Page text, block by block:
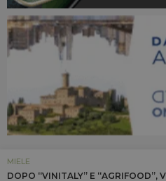
MIELE
DOPO “VINITALY” E “AGRIFOOD”,